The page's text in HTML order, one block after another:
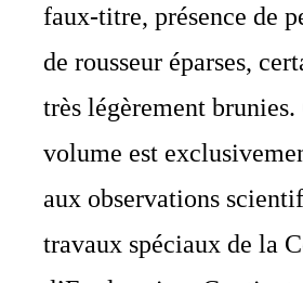
faux-titre, présence de
de rousseur éparses,
très légèrement brunies.
volume est
aux observations
travaux spéciaux de la